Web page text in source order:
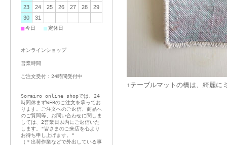
↑テーブルマットの橋は、綺麗に
23
24 25 26 27 28
29
30
31
■今日 ■定休日
オンラインショップ
営業時間
ご注文受付：24時間受付中
Sorairo online shopでは、24
時間休まずWEBのご注文を承ってお
ります。ご注文へのご返信、商品へ
のご質問等、お問い合わせに関しま
しては、2営業日以内にご返信いた
します。"皆さまのご来店を心より
お待ち申し上げます。"
（＊出荷作業などで外出している事